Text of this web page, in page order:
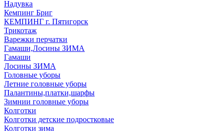
Надувка
Кемпинг Бриг
КЕМПИНГ г. Пятигорск
Трикотаж
Варежки перчатки
Гамаши,Лосины ЗИМА
Гамаши
Лосины ЗИМА
Головные уборы
Летние головные уборы
Палантины,платки,шарфы
Зимнии головные уборы
Колготки
Колготки детские подростковые
Колготки зима